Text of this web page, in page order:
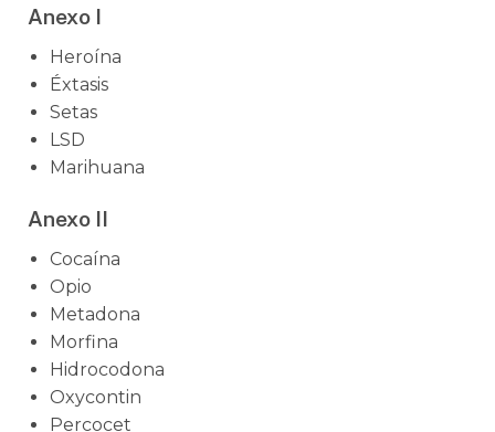
Anexo I
Heroína
Éxtasis
Setas
LSD
Marihuana
Anexo II
Cocaína
Opio
Metadona
Morfina
Hidrocodona
Oxycontin
Percocet